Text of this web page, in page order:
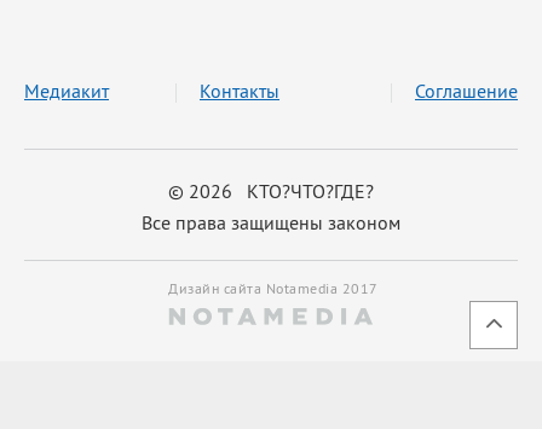
© 2026 КТО?ЧТО?ГДЕ?
Все права защищены законом
Медиакит Контакты Соглашение
Дизайн сайта Notamedia 2017